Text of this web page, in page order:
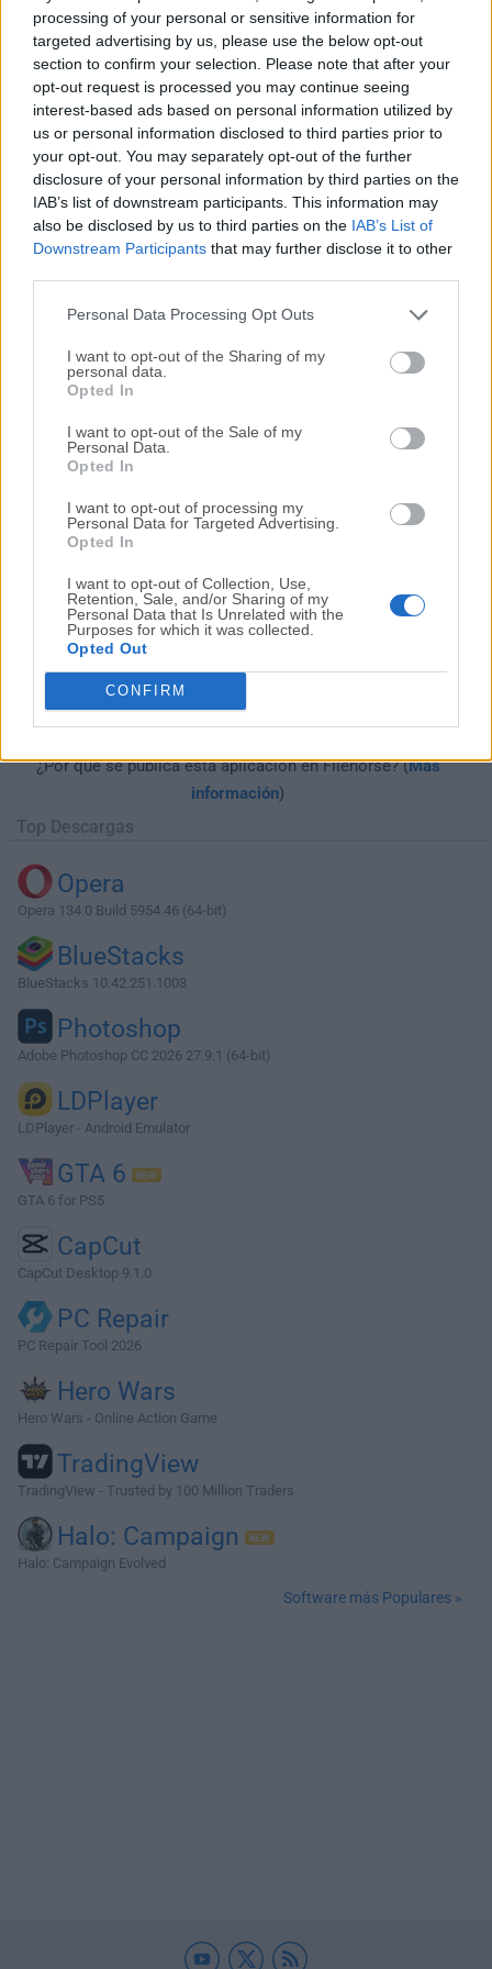
processing of your personal or sensitive information for
targeted advertising by us, please use the below opt-out
section to confirm your selection. Please note that after your
opt-out request is processed you may continue seeing
interest-based ads based on personal information utilized by
us or personal information disclosed to third parties prior to
your opt-out. You may separately opt-out of the further
disclosure of your personal information by third parties on the
IAB’s list of downstream participants. This information may
also be disclosed by us to third parties on the IAB’s List of
Downstream Participants that may further disclose it to other
Personal Data Processing Opt Outs
I want to opt-out of the Sharing of my
personal data.
Opted In
I want to opt-out of the Sale of my
Personal Data.
Opted In
I want to opt-out of processing my
Personal Data for Targeted Advertising.
Opted In
I want to opt-out of Collection, Use,
Retention, Sale, and/or Sharing of my
Personal Data that Is Unrelated with the
Purposes for which it was collected.
Opted Out
CONFIRM
reciente deComplete Internet Repair
o leer nuestra
reseña, simplemente hazclic aquí.
Todas las versiones antiguas distribuidas en nuestro
sitio web son completamente libres de virus y están
disponibles para su descarga sin costo alguno.
Nos encantaría saber de ti
Si tienes alguna pregunta o idea que desees compartir
con nosotros, dirígete a nuestra página de contacto
Descargar Complete Internet Repair
6.1.0.5005
¿Por qué se publica esta aplicación en Filehorse? (Más
información)
Top Descargas
Opera
Opera 134.0 Build 5954.46 (64-bit)
BlueStacks
BlueStacks 10.42.251.1003
Photoshop
Adobe Photoshop CC 2026 27.9.1 (64-bit)
LDPlayer
LDPlayer - Android Emulator
GTA 6
GTA 6 for PS5
CapCut
CapCut Desktop 9.1.0
PC Repair
PC Repair Tool 2026
Hero Wars
Hero Wars - Online Action Game
TradingView
TradingView - Trusted by 100 Million Traders
Halo: Campaign
Halo: Campaign Evolved
Software más Populares »